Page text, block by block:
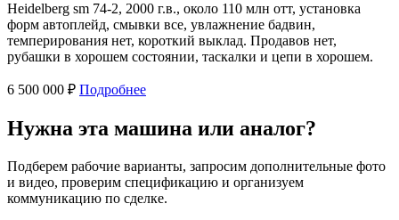
Heidelberg sm 74-2, 2000 г.в., около 110 млн отт, установка
форм автоплейд, смывки все, увлажнение бадвин,
темперирования нет, короткий выклад. Продавов нет,
рубашки в хорошем состоянии, таскалки и цепи в хорошем.
6 500 000 ₽ Подробнее
Нужна эта машина или аналог?
Подберем рабочие варианты, запросим дополнительные фото
и видео, проверим спецификацию и организуем
коммуникацию по сделке.